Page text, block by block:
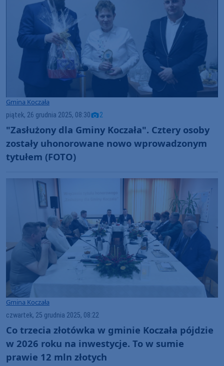
Gmina Koczała
piątek, 26 grudnia 2025, 08:30 2
"Zasłużony dla Gminy Koczała". Cztery osoby
zostały uhonorowane nowo wprowadzonym
tytułem (FOTO)
Gmina Koczała
czwartek, 25 grudnia 2025, 08:22
Co trzecia złotówka w gminie Koczała pójdzie
w 2026 roku na inwestycje. To w sumie
prawie 12 mln złotych